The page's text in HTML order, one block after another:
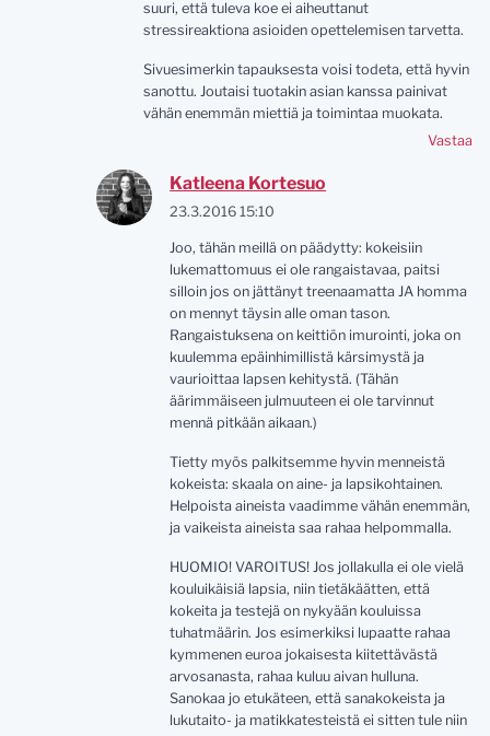
suuri, että tuleva koe ei aiheuttanut
stressireaktiona asioiden opettelemisen tarvetta.
Sivuesimerkin tapauksesta voisi todeta, että hyvin
sanottu. Joutaisi tuotakin asian kanssa painivat
vähän enemmän miettiä ja toimintaa muokata.
Vastaa
Katleena Kortesuo
23.3.2016 15:10
Joo, tähän meillä on päädytty: kokeisiin
lukemattomuus ei ole rangaistavaa, paitsi
silloin jos on jättänyt treenaamatta JA homma
on mennyt täysin alle oman tason.
Rangaistuksena on keittiön imurointi, joka on
kuulemma epäinhimillistä kärsimystä ja
vaurioittaa lapsen kehitystä. (Tähän
äärimmäiseen julmuuteen ei ole tarvinnut
mennä pitkään aikaan.)
Tietty myös palkitsemme hyvin menneistä
kokeista: skaala on aine- ja lapsikohtainen.
Helpoista aineista vaadimme vähän enemmän,
ja vaikeista aineista saa rahaa helpommalla.
HUOMIO! VAROITUS! Jos jollakulla ei ole vielä
kouluikäisiä lapsia, niin tietäkäätten, että
kokeita ja testejä on nykyään kouluissa
tuhatmäärin. Jos esimerkiksi lupaatte rahaa
kymmenen euroa jokaisesta kiitettävästä
arvosanasta, rahaa kuluu aivan hulluna.
Sanokaa jo etukäteen, että sanakokeista ja
lukutaito- ja matikkatesteistä ei sitten tule niin